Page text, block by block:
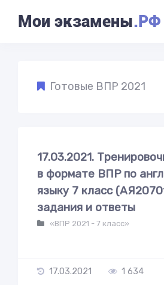
Мои экзамены.РФ
Готовые ВПР 2021
17.03.2021.
в формате ВПР по
языку 7 класс
задания и ответы
«ВПР 2021 - 7 класс»
17.03.2021 1 634